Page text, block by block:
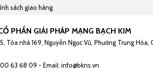
sách giao hàng
PHẦN GIẢI PHÁP MẠNG BẠCH KIM
Tòa nhà 169, Nguyễn Ngọc Vũ, Phường Trung Hòa,
63 68 09 - Email: info@bkns.vn